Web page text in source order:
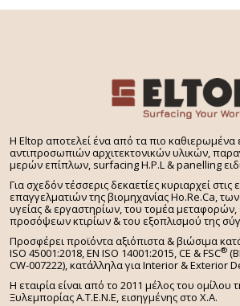
H Eltop αποτελεί ένα από τα πιο
αντιπροσωπιών αρχιτεκτονικών υλικών,
μερών επίπλων, surfacing H.P.L & panelling
Για σχεδόν τέσσερις δεκαετίες κυριαρχεί στις
επαγγελματιών της βιομηχανίας Ho.Re.Ca,
υγείας & εργαστηρίων, του τομέα
προσόψεων κτιρίων & του εξοπλισμού της
Προσφέρει προϊόντα αξιόπιστα & βιώσιμα
ISO 45001:2018, EN ISO 14001:2015,CE & FSC®
CW-007222), κατάλληλα για Interior & Exterior
Η εταιρία είναι από το 2011 μέλος του ομίλου
Ξυλεμπορίας Α.Τ.Ε.Ν.Ε, εισηγμένης στο Χ.A.